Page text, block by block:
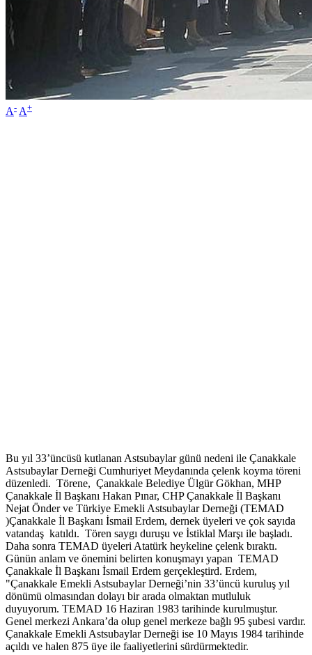
A- A+
Bu yıl 33’üncüsü kutlanan Astsubaylar günü nedeni ile Çanakkale
Astsubaylar Derneği Cumhuriyet Meydanında çelenk koyma töreni
düzenledi. Törene, Çanakkale Belediye Ülgür Gökhan, MHP
Çanakkale İl Başkanı Hakan Pınar, CHP Çanakkale İl Başkanı
Nejat Önder ve Türkiye Emekli Astsubaylar Derneği (TEMAD
)Çanakkale İl Başkanı İsmail Erdem, dernek üyeleri ve çok sayıda
vatandaş katıldı. Tören saygı duruşu ve İstiklal Marşı ile başladı.
Daha sonra TEMAD üyeleri Atatürk heykeline çelenk bıraktı.
Günün anlam ve önemini belirten konuşmayı yapan TEMAD
Çanakkale İl Başkanı İsmail Erdem gerçekleştird. Erdem,
"Çanakkale Emekli Astsubaylar Derneği’nin 33’üncü kuruluş yıl
dönümü olmasından dolayı bir arada olmaktan mutluluk
duyuyorum. TEMAD 16 Haziran 1983 tarihinde kurulmuştur.
Genel merkezi Ankara’da olup genel merkeze bağlı 95 şubesi vardır.
Çanakkale Emekli Astsubaylar Derneği ise 10 Mayıs 1984 tarihinde
açıldı ve halen 875 üye ile faaliyetlerini sürdürmektedir.